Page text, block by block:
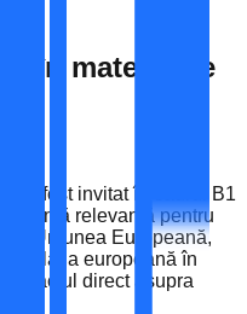
în materie de
a fost invitat în cadrul B1
relevanță pentru
Uniunea Europeană,
europeană în
direct asupra